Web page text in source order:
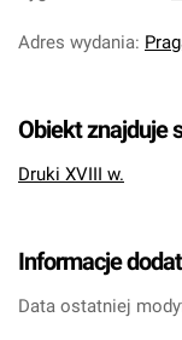
Adres wydania:
Obiekt znajduje
Druki XVIII w.
Informacje
Data ostatniej